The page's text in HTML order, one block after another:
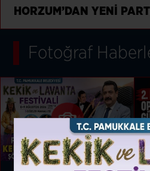
HORZUM’DAN YENİ
Fotoğraf